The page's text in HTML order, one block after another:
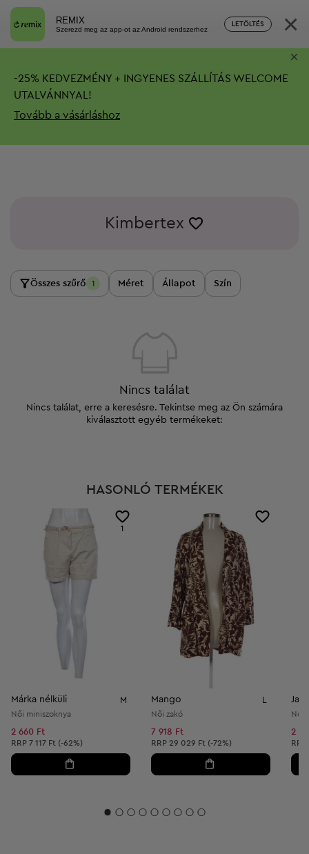
REMIX
Szerezd meg az app-ot az Android rendszerhez
LETÖLTÉS ×
-25% KEDVEZMÉNY + INGYENES SZÁLLÍTÁS WELCOME
UTALVÁNNYAL!
Tovább a vásárláshoz
×
Kimbertex
Összes szűrő 1 Méret Állapot Szín
Nincs találat
Nincs találat, erre a keresésre. Tekintse meg az Ön számára
kiválasztott egyéb termékeket:
HASONLÓ TERMÉKEK
1
Márka nélküli M
Női miniszoknya
2 660 Ft
Ajánlott ár:
RRP 7 117 Ft (-62%)
Mango L
Női zakó
7 918 Ft
Ajánlott ár:
RRP 29 029 Ft (-72%)
Női
2
RRP